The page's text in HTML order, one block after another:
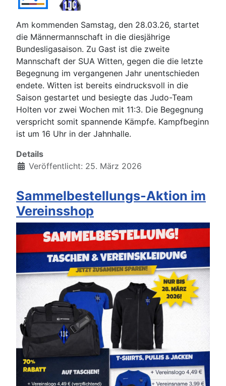
Am kommenden Samstag, den 28.03.26, startet
die Männermannschaft in die diesjährige
Bundesligasaison. Zu Gast ist die zweite
Mannschaft der SUA Witten, gegen die die letzte
Begegnung im vergangenen Jahr unentschieden
endete. Witten ist bereits eindrucksvoll in die
Saison gestartet und besiegte das Judo-Team
Holten vor zwei Wochen mit 11:3. Die Begegnung
verspricht somit spannende Kämpfe. Kampfbeginn
ist um 16 Uhr in der Jahnhalle.
Details
Veröffentlicht: 25. März 2026
Sammelbestellungs-Aktion im
Vereinsshop